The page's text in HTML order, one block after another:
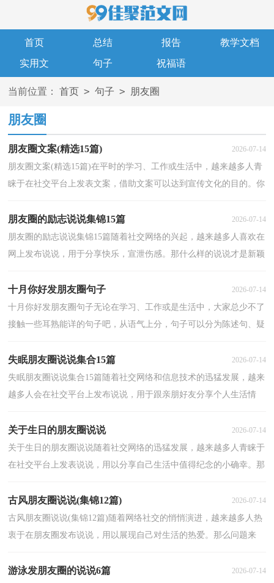
首页 总结 报告
教学文档
实用文
句子 祝福语
当前位置： 首页 > 句子 > 朋友圈
朋友圈
朋友圈文案(精选15篇) 2026-07-14
朋友圈文案(精选15篇)在平时的学习、工作或生活中，越来越多人青
睐于在社交平台上发表文案，借助文案可以达到宣传文化的目的。你
朋友圈的励志说说集锦15篇 2026-07-14
朋友圈的励志说说集锦15篇随着社交网络的兴起，越来越多人喜欢在
网上发布说说，用于分享快乐，宣泄伤感。那什么样的说说才是新颖
十月你好发朋友圈句子 2026-07-14
十月你好发朋友圈句子无论在学习、工作或是生活中，大家总少不了
接触一些耳熟能详的句子吧，从语气上分，句子可以分为陈述句、疑
失眠朋友圈说说集合15篇 2026-07-14
失眠朋友圈说说集合15篇随着社交网络和信息技术的迅猛发展，越来
越多人会在社交平台上发布说说，用于跟亲朋好友分享个人生活情
关于生日的朋友圈说说 2026-07-14
关于生日的朋友圈说说随着社交网络的迅猛发展，越来越多人青睐于
在社交平台上发表说说，用以分享自己生活中值得纪念的小确幸。那
古风朋友圈说说(集锦12篇) 2026-07-14
古风朋友圈说说(集锦12篇)随着网络社交的悄悄演进，越来越多人热
衷于在朋友圈发布说说，用以展现自己对生活的热爱。那么问题来
游泳发朋友圈的说说6篇 2026-07-14